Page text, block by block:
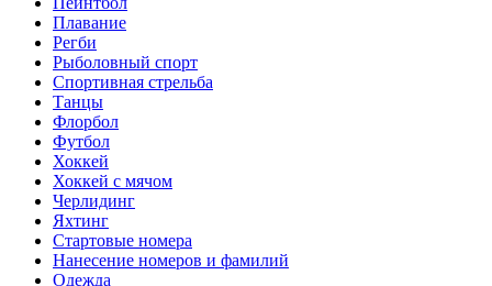
Плавание
Регби
Рыболовный спорт
Спортивная стрельба
Танцы
Флорбол
Футбол
Хоккей
Хоккей с мячом
Черлидинг
Яхтинг
Стартовые номера
Нанесение номеров и фамилий
Одежда